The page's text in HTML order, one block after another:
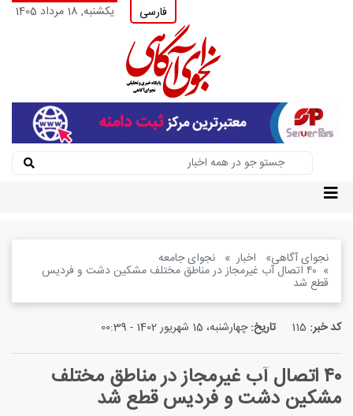
یکشنبه, 18 مرداد 1405 فارسی
نجوای آگاهی اخبار نجوای جامعه
۴۰ اتصال آب غیرمجاز در مناطق مختلف مشکین دشت و فردیس
قطع شد
کد خبر: 115 تاریخ:چهارشنبه، 15 شهریور 1402 - 00:39
۴۰ اتصال آب غیرمجاز در مناطق مختلف
مشکین دشت و فردیس قطع شد